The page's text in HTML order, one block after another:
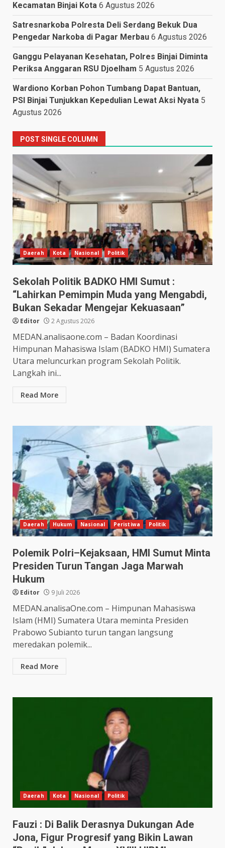
Kecamatan Binjai Kota 6 Agustus 2026
Satresnarkoba Polresta Deli Serdang Bekuk Dua
Pengedar Narkoba di Pagar Merbau 6 Agustus 2026
Ganggu Pelayanan Kesehatan, Polres Binjai Diminta
Periksa Anggaran RSU Djoelham 5 Agustus 2026
Wardiono Korban Pohon Tumbang Dapat Bantuan,
PSI Binjai Tunjukkan Kepedulian Lewat Aksi Nyata 5
Agustus 2026
POST SINGLE COLUMN
Daerah Kota Nasional Politik
Sekolah Politik BADKO HMI Sumut :
“Lahirkan Pemimpin Muda yang Mengabdi,
Bukan Sekadar Mengejar Kekuasaan”
Editor 2 Agustus 2026
MEDAN.analisaone.com – Badan Koordinasi
Himpunan Mahasiswa Islam (BADKO HMI) Sumatera
Utara meluncurkan program Sekolah Politik.
Langkah ini...
Read More
Daerah Hukum Nasional Peristiwa Politik
Polemik Polri–Kejaksaan, HMI Sumut Minta
Presiden Turun Tangan Jaga Marwah
Hukum
Editor 9 Juli 2026
MEDAN.analisaOne.com – Himpunan Mahasiswa
Islam (HMI) Sumatera Utara meminta Presiden
Prabowo Subianto turun tangan langsung
meredakan polemik...
Read More
Daerah Kota Nasional Politik
Fauzi : Di Balik Derasnya Dukungan Ade
Jona, Figur Progresif yang Bikin Lawan